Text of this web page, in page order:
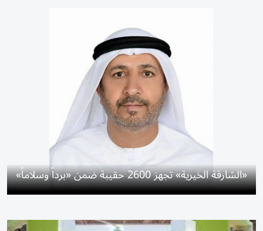
«الشارقة الخيرية» تجهز 2600 حقيبة ضمن «برداً وسلاماً»